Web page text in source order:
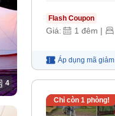
4
Flash Coupon
Giá: 1 đêm |
Áp dụng mã giảm
Chỉ còn 1phòng!